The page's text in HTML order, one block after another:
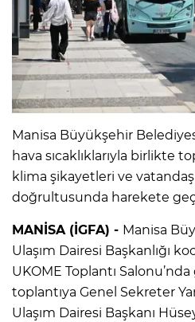
Manisa Büyükşehir
hava sıcaklıklarıyla birlikte
klima şikayetleri ve
doğrultusunda harekete
MANİSA (İGFA) - Manisa
Ulaşım Dairesi Başkanlığı
UKOME Toplantı
toplantıya Genel Sekreter
Ulaşım Dairesi Başkanı